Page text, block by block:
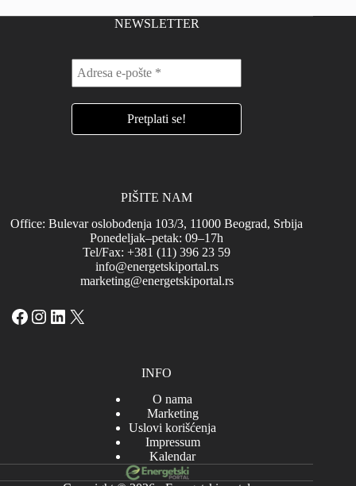
NEWSLETTER
PIŠITE NAM
Office: Bulevar oslobođenja 103/3, 11000 Beograd, Srbija
Ponedeljak–petak: 09–17h
Tel/Fax: +381 (11) 396 23 59
info@energetskiportal.rs
marketing@energetskiportal.rs
Facebook
Instagram
LinkedIn
X
INFO
O nama
Marketing
Uslovi korišćenja
Impressum
Kalendar